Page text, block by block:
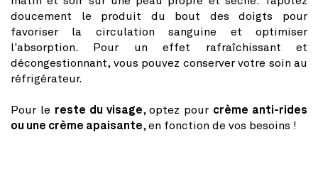
doucement le produit du bout des doigts pour
favoriser la circulation sanguine et optimiser
l'absorption. Pour un effet rafraîchissant et
décongestionnant, vous pouvez conserver votre soin au
réfrigérateur.
Pour le reste du visage, optez pour crème anti-rides
ou une crème apaisante, en fonction de vos besoins !